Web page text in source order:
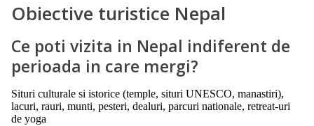
Obiective turistice Nepal
Ce poti vizita in Nepal indiferent de
perioada in care mergi?
Situri culturale si istorice (temple, situri UNESCO, manastiri),
lacuri, rauri, munti, pesteri, dealuri, parcuri nationale, retreat-uri
de yoga